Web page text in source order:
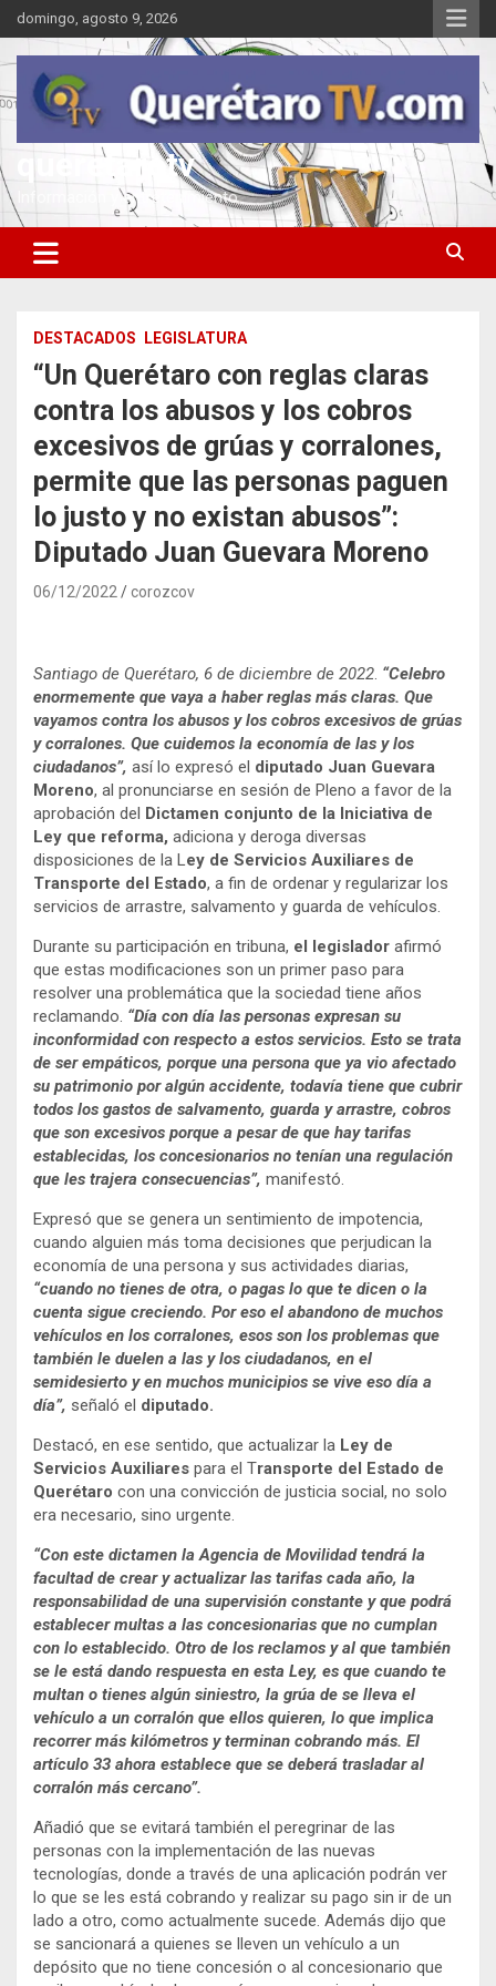
Saltar
al
contenido
domingo, agosto 9, 2026
queretarotv
Información y entretenimiento
DESTACADOS LEGISLATURA
“Un Querétaro con reglas claras
contra los abusos y los cobros
excesivos de grúas y corralones,
permite que las personas paguen
lo justo y no existan abusos”:
Diputado Juan Guevara Moreno
06/12/2022 corozcov
Santiago de Querétaro, 6 de diciembre de 2022. “Celebro
enormemente que vaya a haber reglas más claras. Que
vayamos contra los abusos y los cobros excesivos de grúas
y corralones. Que cuidemos la economía de las y los
ciudadanos”, así lo expresó el diputado Juan Guevara
Moreno, al pronunciarse en sesión de Pleno a favor de la
aprobación del Dictamen conjunto de la Iniciativa de
Ley que reforma, adiciona y deroga diversas
disposiciones de la Ley de Servicios Auxiliares de
Transporte del Estado, a fin de ordenar y regularizar los
servicios de arrastre, salvamento y guarda de vehículos.
Durante su participación en tribuna, el legislador afirmó
que estas modificaciones son un primer paso para
resolver una problemática que la sociedad tiene años
reclamando. “Día con día las personas expresan su
inconformidad con respecto a estos servicios. Esto se trata
de ser empáticos, porque una persona que ya vio afectado
su patrimonio por algún accidente, todavía tiene que cubrir
todos los gastos de salvamento, guarda y arrastre, cobros
que son excesivos porque a pesar de que hay tarifas
establecidas, los concesionarios no tenían una regulación
que les trajera consecuencias”, manifestó.
Expresó que se genera un sentimiento de impotencia,
cuando alguien más toma decisiones que perjudican la
economía de una persona y sus actividades diarias,
“cuando no tienes de otra, o pagas lo que te dicen o la
cuenta sigue creciendo. Por eso el abandono de muchos
vehículos en los corralones, esos son los problemas que
también le duelen a las y los ciudadanos, en el
semidesierto y en muchos municipios se vive eso día a
día”, señaló el diputado.
Destacó, en ese sentido, que actualizar la Ley de
Servicios Auxiliares para el Transporte del Estado de
Querétaro con una convicción de justicia social, no solo
era necesario, sino urgente.
“Con este dictamen la Agencia de Movilidad tendrá la
facultad de crear y actualizar las tarifas cada año, la
responsabilidad de una supervisión constante y que podrá
establecer multas a las concesionarias que no cumplan
con lo establecido. Otro de los reclamos y al que también
se le está dando respuesta en esta Ley, es que cuando te
multan o tienes algún siniestro, la grúa de se lleva el
vehículo a un corralón que ellos quieren, lo que implica
recorrer más kilómetros y terminan cobrando más. El
artículo 33 ahora establece que se deberá trasladar al
corralón más cercano”.
Añadió que se evitará también el peregrinar de las
personas con la implementación de las nuevas
tecnologías, donde a través de una aplicación podrán ver
lo que se les está cobrando y realizar su pago sin ir de un
lado a otro, como actualmente sucede. Además dijo que
se sancionará a quienes se lleven un vehículo a un
depósito que no tiene concesión o al concesionario que